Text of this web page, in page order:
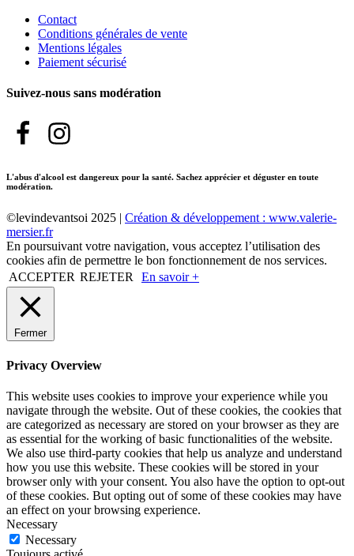
Contact
Conditions générales de vente
Mentions légales
Paiement sécurisé
Suivez-nous sans modération
L'abus d'alcool est dangereux pour la santé. Sachez apprécier et déguster en toute
modération.
©levindevantsoi 2025 | Création & développement : www.valerie-
mersier.fr
En poursuivant votre navigation, vous acceptez l’utilisation des
cookies afin de permettre le bon fonctionnement de nos services.
ACCEPTER REJETER En savoir +
Fermer
Privacy Overview
This website uses cookies to improve your experience while you
navigate through the website. Out of these cookies, the cookies that
are categorized as necessary are stored on your browser as they are
as essential for the working of basic functionalities of the website.
We also use third-party cookies that help us analyze and understand
how you use this website. These cookies will be stored in your
browser only with your consent. You also have the option to opt-out
of these cookies. But opting out of some of these cookies may have
an effect on your browsing experience.
Necessary
Necessary